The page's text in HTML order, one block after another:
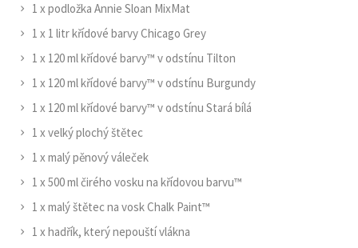
1 x podložka Annie Sloan MixMat
1 x 1 litr křídové barvy Chicago Grey
1 x 120 ml křídové barvy™ v odstínu Tilton
1 x 120 ml křídové barvy™ v odstínu Burgundy
1 x 120 ml křídové barvy™ v odstínu Stará bílá
1 x velký plochý štětec
1 x malý pěnový váleček
1 x 500 ml čirého vosku na křídovou barvu™
1 x malý štětec na vosk Chalk Paint™
1 x hadřík, který nepouští vlákna